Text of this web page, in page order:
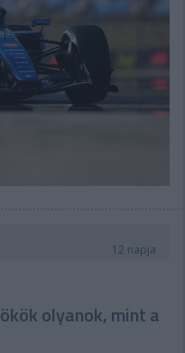
12 napja
olyanok, mint a